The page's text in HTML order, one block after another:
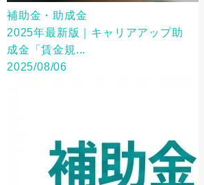
補助金・助成金
2025年最新版｜キャリアアップ助
成金「賃金規...
2025/08/06